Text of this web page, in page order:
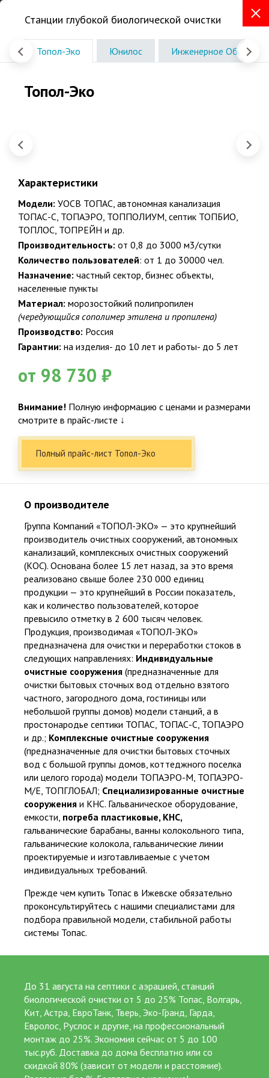
консультацию от эксперта сейчас!
Подтверждаю ознакомление и даю согласие на обработку
персональных данных в соответствии с Положением о
персональных данных.
Политика конфиденциальности
+7 (3412) 209-129
г. Ижевск, ул.Маяковского, д.33,
КАНАЛИЗАЦИОННЫХ СИСТЕМ,
ВОДОСНАБЖЕНИЯ, ЕМКОСТЕЙ.
Официальные гарантии на работы 5 лет, на
изделия до 25 лет
Для дачи, частного дома, коттеджа, таунхауса, магазина,
кафе, АЗС,
гостиницы, поселка и др., под ключ до унитаза и смесителя
НАШ ПРИНЦИП
Честность и качество с пожизненной поддержкой
16
строительстве
Официальный представитель крупнейших и проверенных
производителей
25
от 5 до 25 лет официальной гарантии на работы и изделия
267
Суммарный опыт сертифицированных специалистов более 200 лет
Выполнили более 4000 объектов
Станции глубокой биологической очистки
Топол-Эко Юнилос Инженерное
Топол-Эко
Характеристики
Модели: УОСВ ТОПАС, автономная канализация
ТОПАС-С, ТОПАЭРО, ТОППОЛИУМ, септик ТОПБИО,
ТОПЛОС, ТОПРЕЙН и др.
Производительность: от 0,8 до 3000 м3/сутки
Количество пользователей: от 1 до 30000 чел.
Назначение: частный сектор, бизнес объекты,
населенные пункты
Материал: морозостойкий полипропилен
(чередующийся сополимер этилена и пропилена)
Производство: Россия
Гарантии: на изделия- до 10 лет и работы- до 5 лет
от 98 730 ₽
Внимание! Полную информацию с ценами и размерами
смотрите в прайс-листе ↓
Полный прайс-лист Топол-Эко
О производителе
Группа Компаний «ТОПОЛ-ЭКО» — это крупнейший
производитель очистных сооружений, автономных
канализаций, комплексных очистных сооружений
(КОС). Основана более 15 лет назад, за это время
реализовано свыше более 230 000 единиц
продукции — это крупнейший в России показатель,
как и количество пользователей, которое
превысило отметку в 2 600 тысяч человек.
Продукция, производимая «ТОПОЛ-ЭКО»
предназначена для очистки и переработки стоков в
следующих направлениях: Индивидуальные
очистные сооружения (предназначенные для
очистки бытовых сточных вод отдельно взятого
частного, загородного дома, гостиницы или
небольшой группы домов) модели станций, а в
простонародье септики ТОПАС, ТОПАС-С, ТОПАЭРО
и др.; Комплексные очистные сооружения
(предназначенные для очистки бытовых сточных
вод с большой группы домов, коттеджного поселка
или целого города) модели ТОПАЭРО-М, ТОПАЭРО-
М/Е, ТОПГЛОБАЛ; Специализированные очистные
сооружения и КНС. Гальваническое оборудование,
емкости погреба пластиковые, КНС,
гальванические барабаны, ванны колокольного типа,
гальванические колокола, гальванические линии
проектируемые и изготавливаемые с учетом
индивидуальных требований.
Прежде чем купить Топас в Ижевске обязательно
проконсультируйтесь с нашими специалистами для
подбора правильной модели, стабильной работы
системы Топас.
До 31 августа на септики с аэрацией, станций
биологической очистки от 5 до 25% Топас, Волгарь,
Кит, Астра, ЕвроТанк, Тверь, Эко-Гранд, Гарда,
Евролос, Руслос и другие, на профессиональный
монтаж до 25%. Экономия сейчас от 5 до 100
тыс.руб. Доставка до дома бесплатно или со
скидкой 80% (зависит от модели и расстояние).